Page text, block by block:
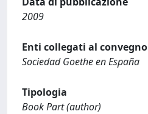
2009
Enti collegati al convegno
Sociedad Goethe en España
Tipologia
Book Part (author)